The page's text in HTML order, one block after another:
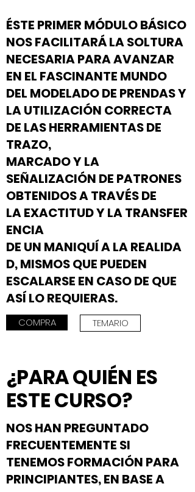
ÉSTE PRIMER MÓDULO BÁSICO
NOS FACILITARÁ LA SOLTURA
NECESARIA PARA AVANZAR
EN EL FASCINANTE MUNDO
DEL MODELADO DE PRENDAS Y
LA UTILIZACIÓN CORRECTA
DE LAS HERRAMIENTAS DE
TRAZO,
MARCADO Y LA
SEÑALIZACIÓN DE PATRONES
OBTENIDOS A TRAVÉS DE
LA EXACTITUD Y LA TRANSFER
ENCIA
DE UN MANIQUÍ A LA REALIDA
D, MISMOS QUE PUEDEN
ESCALARSE EN CASO DE QUE
ASÍ LO REQUIERAS.
COMPRA TEMARIO
¿PARA QUIÉN ES
ESTE CURSO?
NOS HAN PREGUNTADO
FRECUENTEMENTE SI
TENEMOS FORMACIÓN PARA
PRINCIPIANTES, EN BASE A